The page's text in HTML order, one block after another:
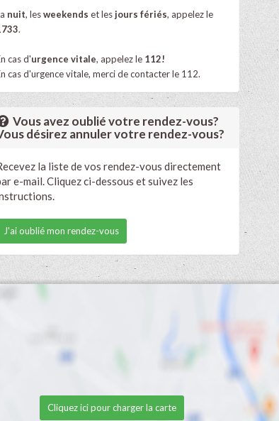
nuit, lesweekends et lesjours fériés, appelez le
.
cas d'urgence vitale, appelez le 112!
cas d'urgence vitale, merci de contacter le 112.
Vous avez oublié votre rendez-vous?
désirez annuler votre rendez-vous?
la liste de vos rendez-vous directement
e-mail. Cliquez ci-dessous et suivez les
J'ai oublié mon rendez-vous
Cliquez ici pour charger la carte